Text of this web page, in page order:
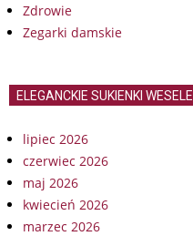
Zdrowie
Zegarki damskie
ELEGANCKIE SUKIENKI WESELE
lipiec 2026
czerwiec 2026
maj 2026
kwiecień 2026
marzec 2026